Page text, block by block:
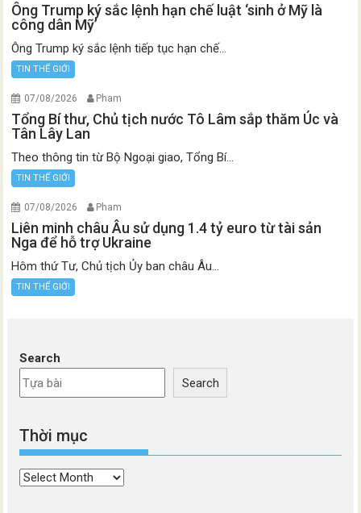
Ông Trump ký sắc lệnh hạn chế luật ‘sinh ở Mỹ là
công dân Mỹ’
Ông Trump ký sắc lệnh tiếp tục hạn chế...
TIN THẾ GIỚI
07/08/2026 Pham
Tổng Bí thư, Chủ tịch nước Tô Lâm sắp thăm Úc và
Tân Lây Lan
Theo thông tin từ Bộ Ngoại giao, Tổng Bí...
TIN THẾ GIỚI
07/08/2026 Pham
Liên minh châu Âu sử dụng 1.4 tỷ euro từ tài sản
Nga để hỗ trợ Ukraine
Hôm thứ Tư, Chủ tịch Ủy ban châu Âu...
TIN THẾ GIỚI
Search
Search
Thời mục
Thời